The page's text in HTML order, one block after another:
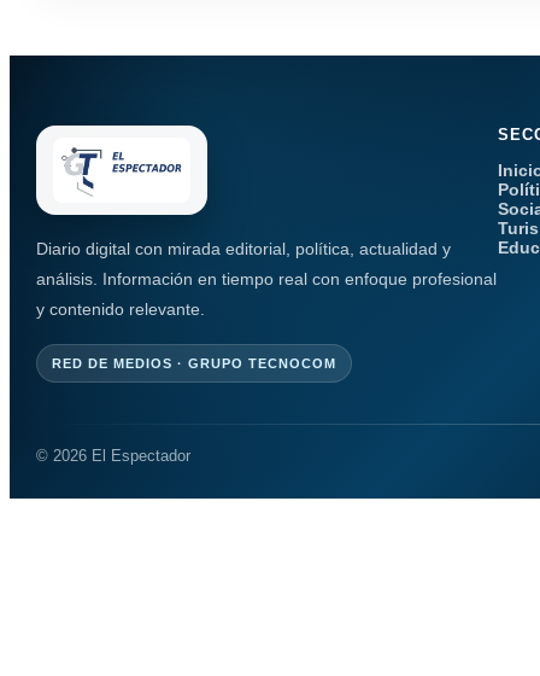
Diario digital con mirada editorial, política, actualidad y
análisis. Información en tiempo real con enfoque profesional
y contenido relevante.
RED DE MEDIOS · GRUPO TECNOCOM
© 2026 El Espectador